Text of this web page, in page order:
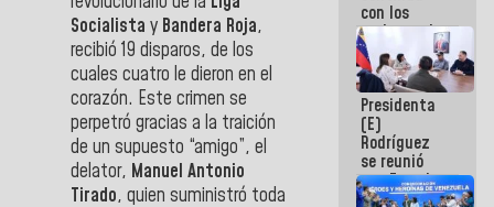
Socialista y Bandera Roja,
recibió 19 disparos, de los
cuales cuatro le dieron en el
corazón. Este crimen se
perpetró gracias a la traición
de un supuesto “amigo”, el
delator, Manuel Antonio
Tirado, quien suministró toda
con los
trabajos de
mantenimiento
e inspección
en la Línea 2
Presidenta
(E)
Rodríguez
se reunió
con Estado
Mayor